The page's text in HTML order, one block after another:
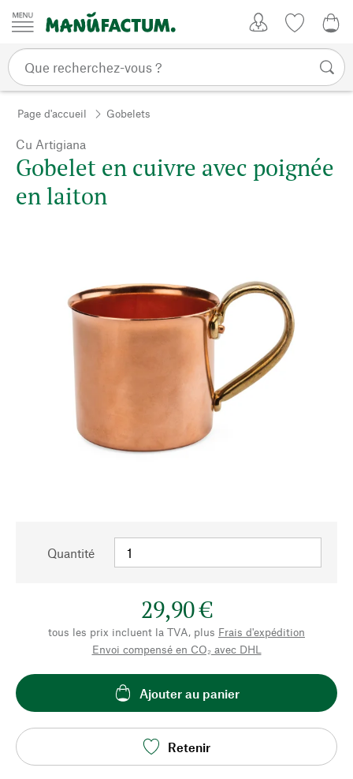
Passer au contenu
Page d'accueil Gobelets
Cu Artigiana
Gobelet en cuivre avec poignée
en laiton
Quantité
29,90 €
tous les prix incluent la TVA, plus Frais d'expédition
Envoi compensé en CO₂ avec DHL
Ajouter au panier
Retenir